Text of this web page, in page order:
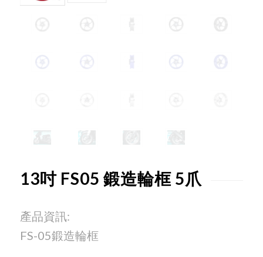
13吋 FS05 鍛造輪框 5爪
產品資訊:
FS-05鍛造輪框